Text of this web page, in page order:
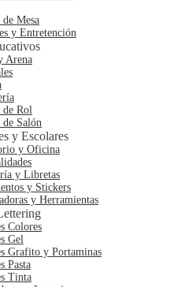
de Mesa
y Entretención
Arena
de Rol
de Salón
y Escolares
y Oficina
y Libretas
y Stickers
y Herramientas
Colores
Gel
Grafito y Portaminas
Pasta
Tinta